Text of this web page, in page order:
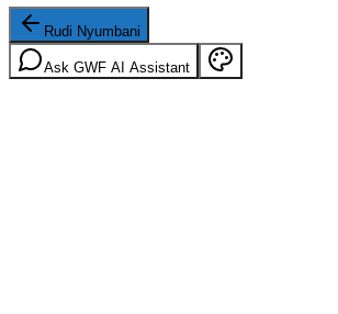
Rudi Nyumbani
Ask GWF AI Assistant